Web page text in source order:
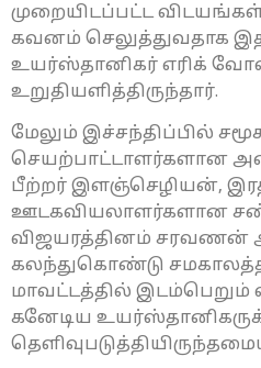
முறையிடப்பட்ட
கவனம் செலுத்துவதாக
உயர்ஸ்தானிகர் எரிக்
உறுதியளித்திருந்தார்.
மேலும் இச்சந்திப்பில்
செயற்பாட்டாளர்களான
பீற்றர் இளஞ்செழியன்,
ஊடகவியலாளர்களான
விஜயரத்தினம் சரவணன்
கலந்துகொண்டு
மாவட்டத்தில்
கனேடிய